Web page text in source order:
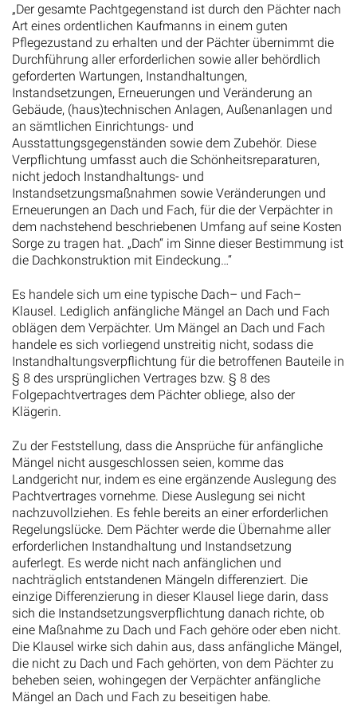
„Der gesamte Pachtgegenstand ist durch den Pächter nach
Art eines ordentlichen Kaufmanns in einem guten
Pflegezustand zu erhalten und der Pächter übernimmt die
Durchführung aller erforderlichen sowie aller behördlich
geforderten Wartungen, Instandhaltungen,
Instandsetzungen, Erneuerungen und Veränderung an
Gebäude, (haus)technischen Anlagen, Außenanlagen und
an sämtlichen Einrichtungs- und
Ausstattungsgegenständen sowie dem Zubehör. Diese
Verpflichtung umfasst auch die Schönheitsreparaturen,
nicht jedoch Instandhaltungs- und
Instandsetzungsmaßnahmen sowie Veränderungen und
Erneuerungen an Dach und Fach, für die der Verpächter in
dem nachstehend beschriebenen Umfang auf seine Kosten
Sorge zu tragen hat. „Dach“ im Sinne dieser Bestimmung ist
die Dachkonstruktion mit Eindeckung…“
Es handele sich um eine typische Dach– und Fach–
Klausel. Lediglich anfängliche Mängel an Dach und Fach
oblägen dem Verpächter. Um Mängel an Dach und Fach
handele es sich vorliegend unstreitig nicht, sodass die
Instandhaltungsverpflichtung für die betroffenen Bauteile in
§ 8 des ursprünglichen Vertrages bzw. § 8 des
Folgepachtvertrages dem Pächter obliege, also der
Klägerin.
Zu der Feststellung, dass die Ansprüche für anfängliche
Mängel nicht ausgeschlossen seien, komme das
Landgericht nur, indem es eine ergänzende Auslegung des
Pachtvertrages vornehme. Diese Auslegung sei nicht
nachzuvollziehen. Es fehle bereits an einer erforderlichen
Regelungslücke. Dem Pächter werde die Übernahme aller
erforderlichen Instandhaltung und Instandsetzung
auferlegt. Es werde nicht nach anfänglichen und
nachträglich entstandenen Mängeln differenziert. Die
einzige Differenzierung in dieser Klausel liege darin, dass
sich die Instandsetzungsverpflichtung danach richte, ob
eine Maßnahme zu Dach und Fach gehöre oder eben nicht.
Die Klausel wirke sich dahin aus, dass anfängliche Mängel,
die nicht zu Dach und Fach gehörten, von dem Pächter zu
beheben seien, wohingegen der Verpächter anfängliche
Mängel an Dach und Fach zu beseitigen habe.